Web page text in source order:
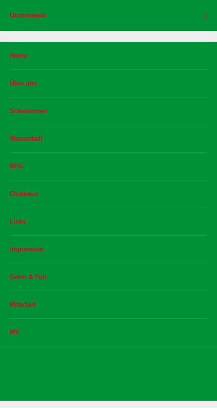
Untermenü
Home
Über uns
Schwimmen
Wasserball
BFG
Clubhaus
Links
Impressum
Swim & Fun
Mitarbeit
MV